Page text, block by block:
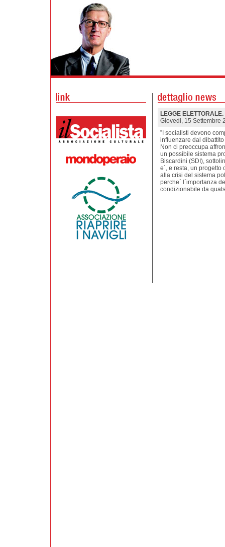
LEGGE
Giovedi, 15 Settembre
”I socialisti devono
influenzare dal
Non ci preoccupa
un possibile sistema
Biscardini (SDI),
e´, e resta, un
alla crisi del sistema
perche´ l´importanza
condizionabile da